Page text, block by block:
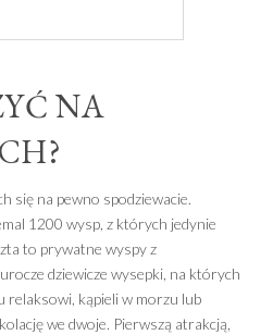
NA
się na pewno spodziewacie.
1200 wysp, z których jedynie
to prywatne wyspy z
dziewicze wysepki, na których
relaksowi, kąpieli w morzu lub
we dwoje. Pierwszą atrakcją,